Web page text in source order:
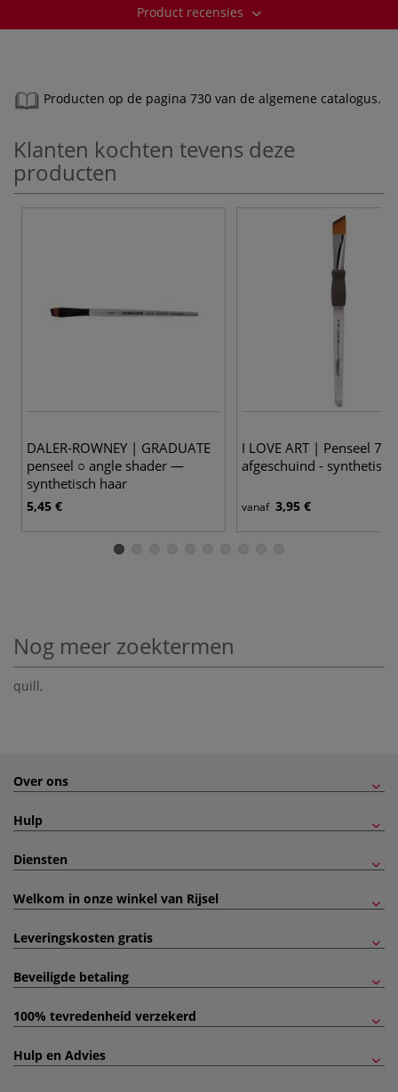
Product recensies
Producten op de pagina 730 van de algemene catalogus.
Klanten kochten tevens deze
producten
DALER-ROWNEY | GRADUATE
penseel ○ angle shader —
synthetisch haar
5,45 €
I LOVE ART | Penseel 799
afgeschuind -
vanaf 3,95 €
Nog meer zoektermen
quill,
Over ons
Hulp
Diensten
Welkom in onze winkel van Rijsel
Leveringskosten gratis
Beveiligde betaling
100% tevredenheid verzekerd
Hulp en Advies